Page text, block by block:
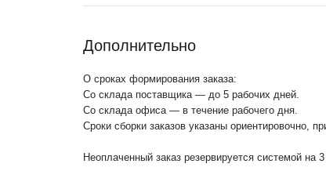
Дополнительно
О сроках формирования заказа:
Со склада поставщика — до 5 рабочих дней.
Со склада офиса — в течение рабочего дня.
Сроки сборки заказов указаны ориентировочно,
Неоплаченный заказ резервируется системой на 3